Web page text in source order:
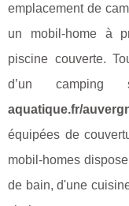
emplacement de
un mobil-home à
piscine couverte.
d’un
aquatique.fr/
équipées de
mobil-homes
de bain, d'une